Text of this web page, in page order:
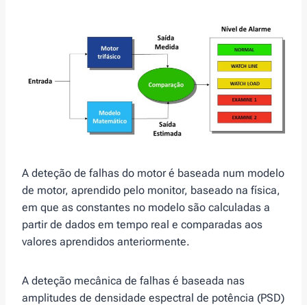
A deteção de falhas do motor é baseada num modelo
de motor, aprendido pelo monitor, baseado na física,
em que as constantes no modelo são calculadas a
partir de dados em tempo real e comparadas aos
valores aprendidos anteriormente.
A deteção mecânica de falhas é baseada nas
amplitudes de densidade espectral de potência (PSD)